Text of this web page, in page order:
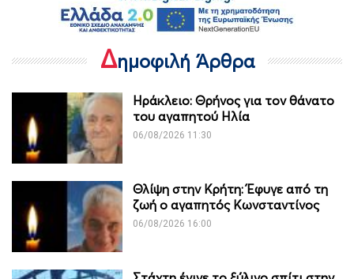
Δημοφιλή Άρθρα
Ηράκλειο: Θρήνος για τον θάνατο
του αγαπητού Ηλία
06/08/2026 11:30
Θλίψη στην Κρήτη: Έφυγε από τη
ζωή ο αγαπητός Κωνσταντίνος
06/08/2026 16:00